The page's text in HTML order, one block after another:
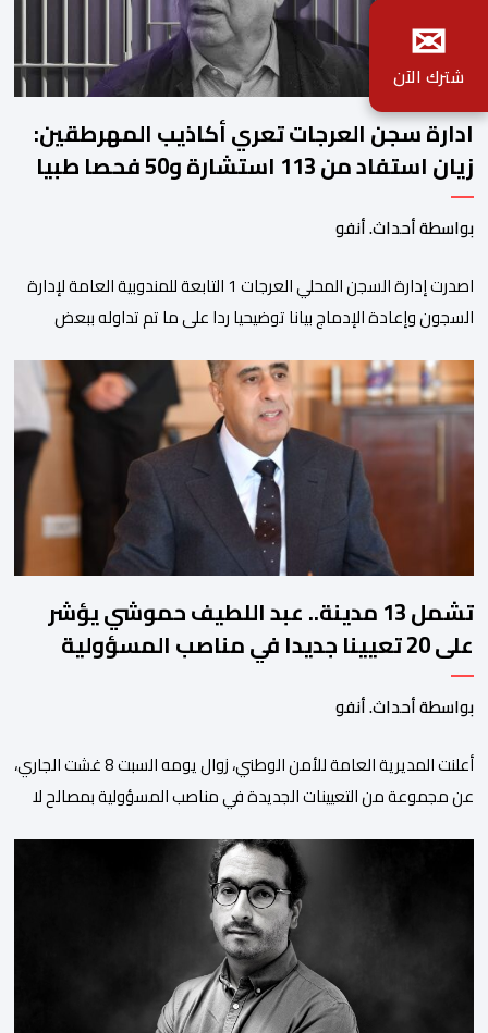
ادارة سجن العرجات تعري أكاذيب المهرطقين:
زيان استفاد من 113 استشارة و50 فحصا طبيا
بواسطة أحداث. أنفو
اصدرت إدارة السجن المحلي العرجات 1 التابعة للمندوبية العامة لإدارة
السجون وإعادة الإدماج بيانا توضيحيا ردا على ما تم تداوله ببعض
زيان، المعتقل بالمؤسسة ذاتها، وذلك لتنوير الرأي العام بالحقائق
والمعطيات الدقيقة.واوضحت إدارة المؤسسة السجنية أن المعني
بالأمر يستفيد منذ إيداعه من تتبع طبي منتظم ومستمر وفقا […]
تشمل 13 مدينة.. عبد اللطيف حموشي يؤشر
على 20 تعيينا جديدا في مناصب المسؤولية
بمصالح الأمن الوطني
بواسطة أحداث. أنفو
أعلنت المديرية العامة للأمن الوطني، زوال يومه السبت 8 غشت الجاري،
عن مجموعة من التعيينات الجديدة في مناصب المسؤولية بمصالح لا
والعروي وأسفي ووجدة والعيون والدار البيضاء وبني ملال وابن جرير
وطنجة وأصيلة، وذلك في إطار دينامية داخلية تهدف لضخ دماء جديدة
والاستعانة بكفاءات أمنية شابة ومتمرسة، […]
✉
شترك الآن